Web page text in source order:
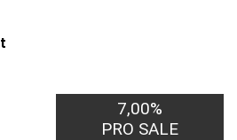
7,00%
PRO SALE